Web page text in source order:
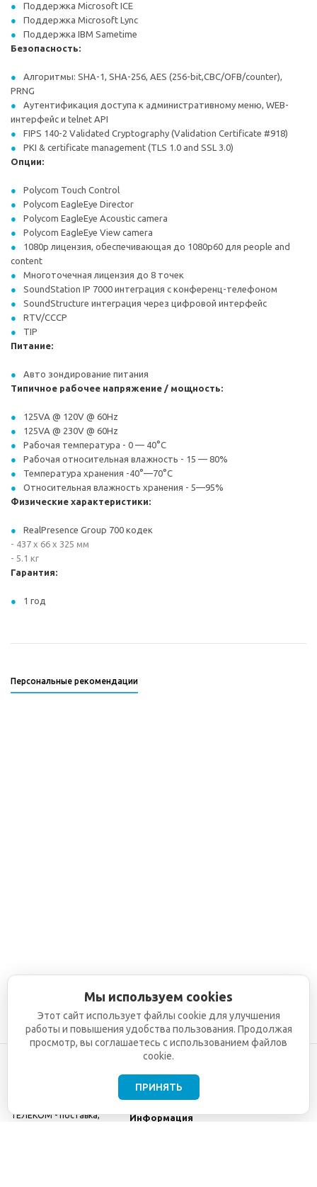
Поддержка Microsoft ICE
Поддержка Microsoft Lync
Поддержка IBM Sametime
Безопасность:
Алгоритмы: SHA-1, SHA-256, AES (256-bit,CBC/OFB/counter),
PRNG
Аутентификация доступа к административному меню, WEB-
интерфейс и telnet API
FIPS 140-2 Validated Cryptography (Validation Certificate #918)
PKI & certificate management (TLS 1.0 and SSL 3.0)
Опции:
Polycom Touch Control
Polycom EagleEye Director
Polycom EagleEye Acoustic camera
Polycom EagleEye View camera
1080p лицензия, обеспечивающая до 1080p60 для people and
content
Многоточечная лицензия до 8 точек
SoundStation IP 7000 интеграция с конференц-телефоном
SoundStructure интеграция через цифровой интерфейс
RTV/CCCP
TIP
Питание:
Авто зондирование питания
Типичное рабочее напряжение / мощность:
125VA @ 120V @ 60Hz
125VA @ 230V @ 60Hz
Рабочая температура - 0 — 40°C
Рабочая относительная влажность - 15 — 80%
Температура хранения -40°—70°C
Относительная влажность хранения - 5—95%
Физические характеристики:
RealPresence Group 700 кодек
- 437 х 66 х 325 мм
- 5.1 кг
Гарантия:
1 год
Персональные рекомендации
ТЕЛЕКОМ - поставка,
Информация
Мы используем cookies
Этот сайт использует файлы cookie для улучшения
работы и повышения удобства пользования. Продолжая
просмотр, вы соглашаетесь с использованием файлов
cookie.
ПРИНЯТЬ